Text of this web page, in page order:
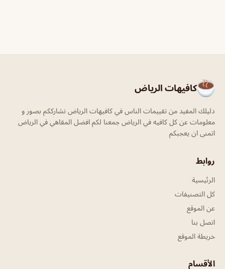
كافيهات الرياض
دليلك المفيد من تقييمات الناس في كافيهات الرياض نشارككم بصور و
معلومات عن كل كافيه في الرياض جمعنا لكم افضل المقاهي في الرياض
اتمنى ان يعجبكم
روابط
الرئيسية
كل التصنيفات
عن الموقع
اتصل بنا
خريطة الموقع
الأقسام